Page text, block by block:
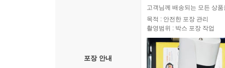
포장 안내
고객님께 배송되는 모든 상
목적 : 안전한 포장 관리
촬영범위 : 박스 포장 작업